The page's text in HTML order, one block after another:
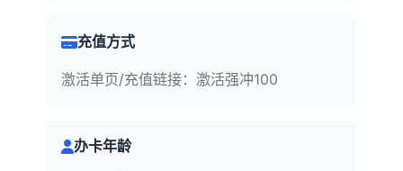
充值方式
激活单页/充值链接：激活强冲100
办卡年龄